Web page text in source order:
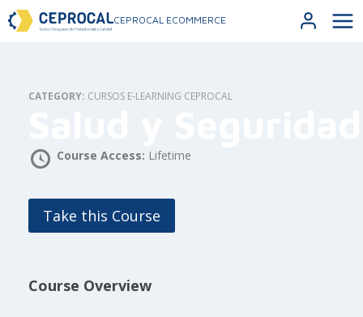
CEPROCAL ECOMMERCE
CATEGORY: CURSOS E-LEARNING CEPROCAL
Course Access: Lifetime
Take this Course
Course Overview